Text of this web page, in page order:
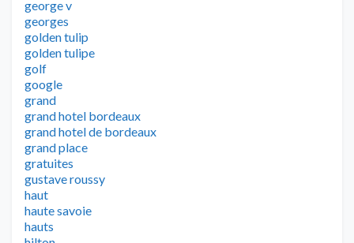
george v
georges
golden tulip
golden tulipe
golf
google
grand
grand hotel bordeaux
grand hotel de bordeaux
grand place
gratuites
gustave roussy
haut
haute savoie
hauts